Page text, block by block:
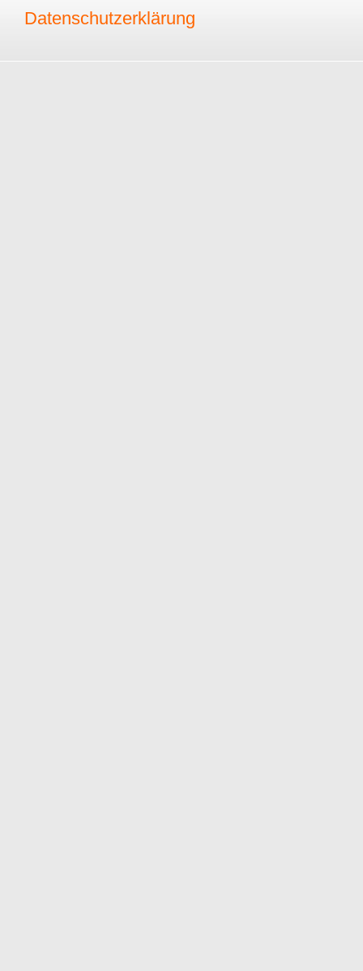
Datenschutzerklärung